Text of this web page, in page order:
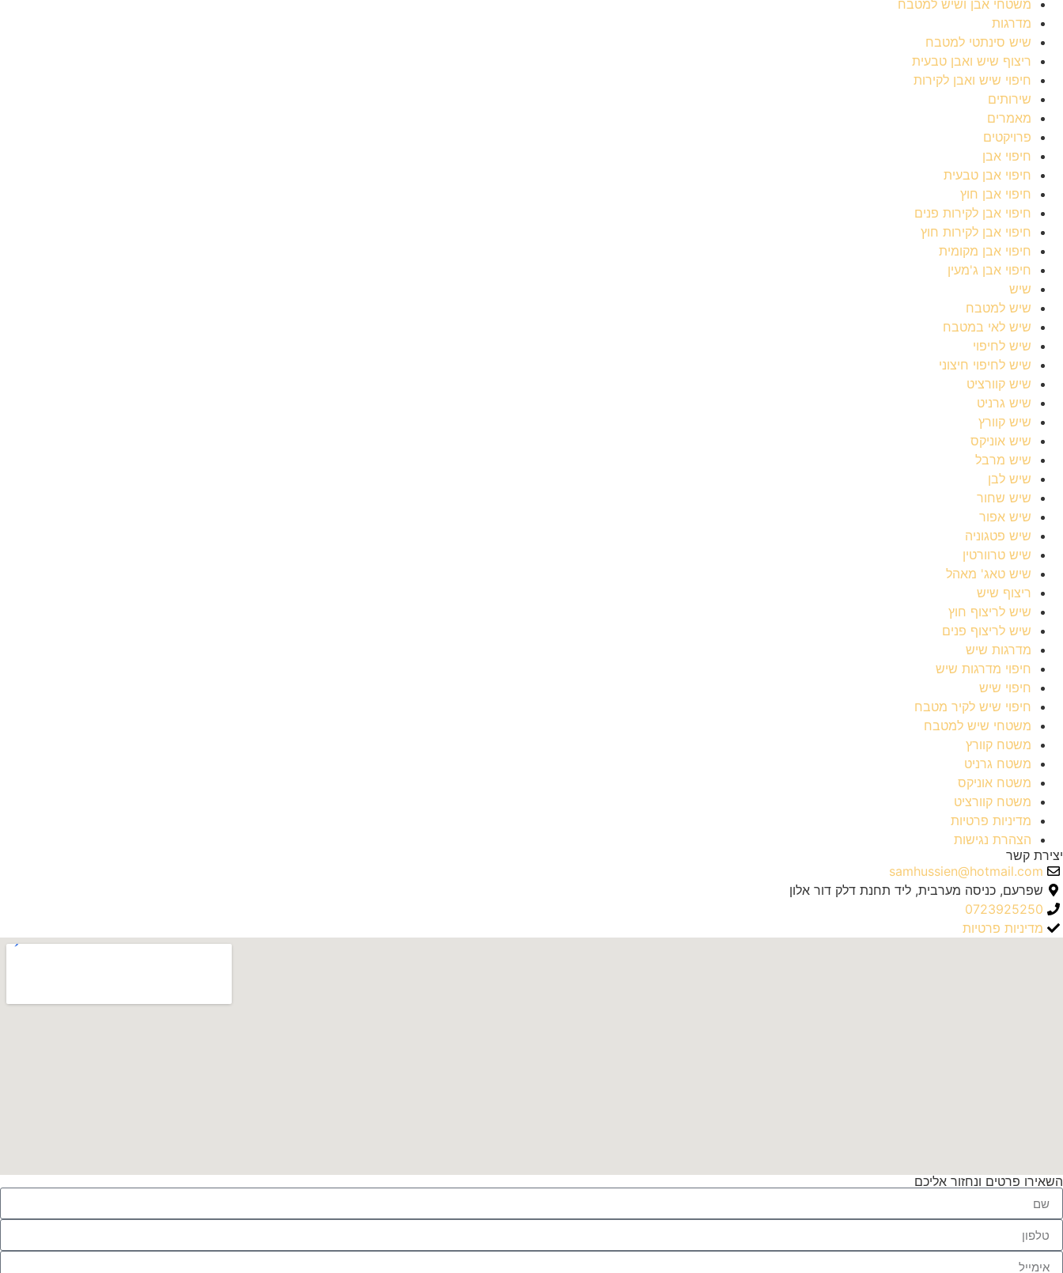
משטחי אבן ושיש למטבח
מדרגות
שיש סינתטי למטבח
ריצוף שיש ואבן טבעית
חיפוי שיש ואבן לקירות
שירותים
מאמרים
פרויקטים
חיפוי אבן
חיפוי אבן טבעית
חיפוי אבן חוץ
חיפוי אבן לקירות פנים
חיפוי אבן לקירות חוץ
חיפוי אבן מקומית
חיפוי אבן ג'מעין
שיש
שיש למטבח
שיש לאי במטבח
שיש לחיפוי
שיש לחיפוי חיצוני
שיש קוורציט
שיש גרניט
שיש קוורץ
שיש אוניקס
שיש מרבל
שיש לבן
שיש שחור
שיש אפור
שיש פטגוניה
שיש טרוורטין
שיש טאג' מאהל
ריצוף שיש
שיש לריצוף חוץ
שיש לריצוף פנים
מדרגות שיש
חיפוי מדרגות שיש
חיפוי שיש
חיפוי שיש לקיר מטבח
משטחי שיש למטבח
משטח קוורץ
משטח גרניט
משטח אוניקס
משטח קוורציט
מדיניות פרטיות
הצהרת נגישות
יצירת קשר
samhussien@hotmail.com
שפרעם, כניסה מערבית, ליד תחנת דלק דור אלון
0723925250
מדיניות פרטיות
השאירו פרטים ונחזור אליכם